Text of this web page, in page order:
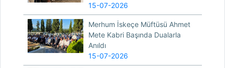
15-07-2026
Merhum İskeçe Müftüsü Ahmet
Mete Kabri Başında Dualarla
Anıldı
15-07-2026